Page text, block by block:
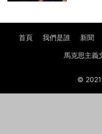
首頁 我們是誰 新聞
馬克思主義
© 2021